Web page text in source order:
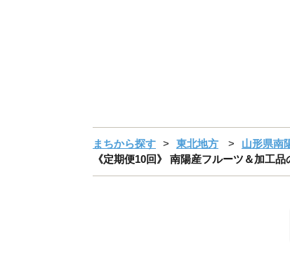
まちから探す 東北地方 山形県南
《定期便10回》 南陽産フルーツ＆加工